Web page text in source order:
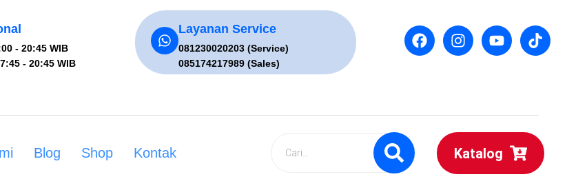
- 20:45 WIB
- 20:45 WIB
Layanan Service
081230020203 (Service)
085174217989 (Sales)
Blog Shop Kontak Katalog